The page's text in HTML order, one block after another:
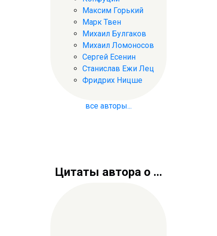
Максим Горький
Марк Твен
Михаил Булгаков
Михаил Ломоносов
Сергей Есенин
Станислав Ежи Лец
Фридрих Ницше
все авторы...
Цитаты автора о ...